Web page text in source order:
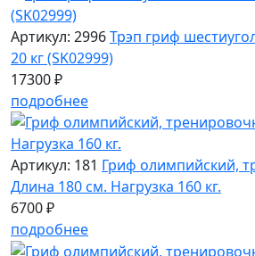
Артикул: 2996Трэп гриф
20 кг (SK02999)
17300 ₽
подробнее
Артикул: 181 Гриф олимпийский,
Длина 180 см. Нагрузка 160 кг.
6700 ₽
подробнее